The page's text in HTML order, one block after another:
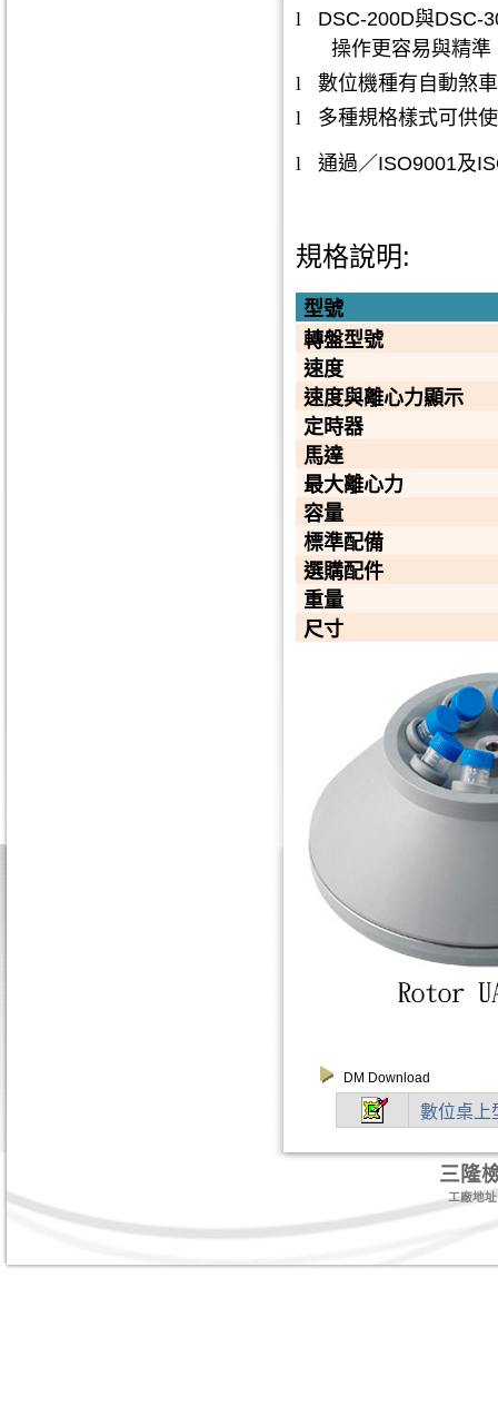
l
DSC-200D與DSC-
操作更容易與精準
l
數位機種有自動煞
l
多種規格樣式可供
l 通過／ISO9001及
規格說明:
型號
轉盤型號
速度
速度與離心力顯示
定時器
馬達
最大離心力
容量
標準配備
選購配件
重量
尺寸
DM Download
數位桌上
三隆
工廠地